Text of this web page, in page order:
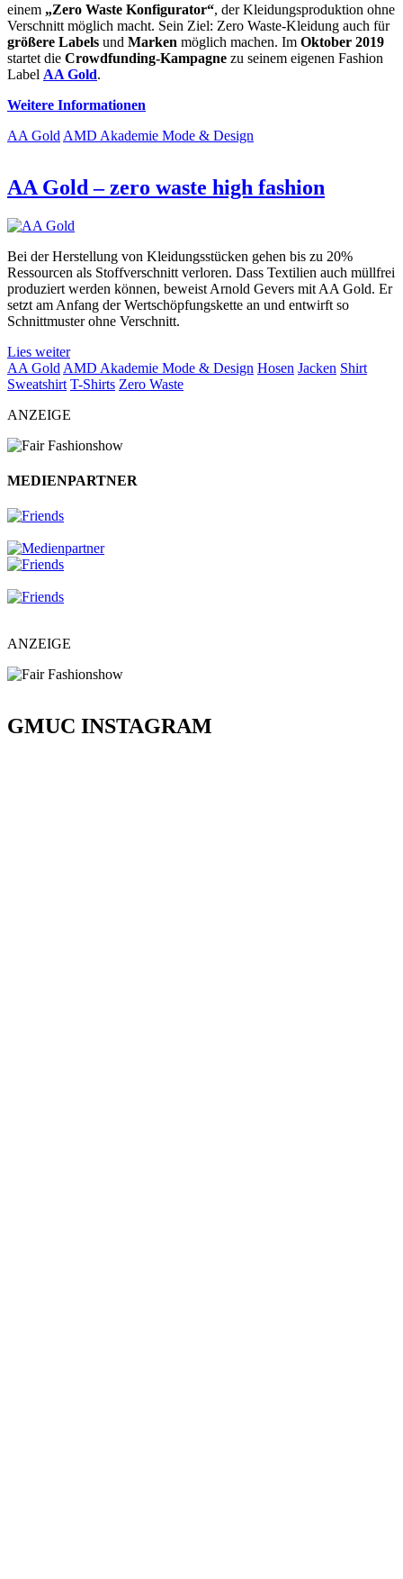
einem „Zero Waste Konfigurator“, der Kleidungsproduktion ohne
Verschnitt möglich macht. Sein Ziel: Zero Waste-Kleidung auch für
größere Labels und Marken möglich machen. Im Oktober 2019
startet die Crowdfunding-Kampagne zu seinem eigenen Fashion
Label AA Gold.
Weitere Informationen
AA Gold AMD Akademie Mode & Design
AA Gold – zero waste high fashion
Bei der Herstellung von Kleidungsstücken gehen bis zu 20%
Ressourcen als Stoffverschnitt verloren. Dass Textilien auch müllfrei
produziert werden können, beweist Arnold Gevers mit AA Gold. Er
setzt am Anfang der Wertschöpfungskette an und entwirft so
Schnittmuster ohne Verschnitt.
Lies weiter
AA Gold AMD Akademie Mode & Design Hosen Jacken Shirt
Sweatshirt T-Shirts Zero Waste
ANZEIGE
MEDIENPARTNER
ANZEIGE
GMUC INSTAGRAM